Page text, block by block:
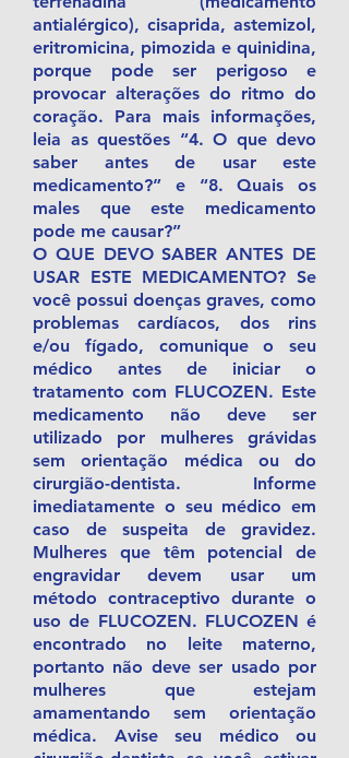
antialérgico), cisaprida, astemizol,
eritromicina, pimozida e quinidina,
porque pode ser perigoso e
provocar alterações do ritmo do
coração. Para mais informações,
leia as questões “4. O que devo
saber antes de usar este
medicamento?” e “8. Quais os
males que este medicamento
pode me causar?”
O QUE DEVO SABER ANTES DE
USAR ESTE MEDICAMENTO? Se
você possui doenças graves, como
problemas cardíacos, dos rins
e/ou fígado, comunique o seu
médico antes de iniciar o
tratamento com FLUCOZEN. Este
medicamento não deve ser
utilizado por mulheres grávidas
sem orientação médica ou do
cirurgião-dentista. Informe
imediatamente o seu médico em
caso de suspeita de gravidez.
Mulheres que têm potencial de
engravidar devem usar um
método contraceptivo durante o
uso de FLUCOZEN. FLUCOZEN é
encontrado no leite materno,
portanto não deve ser usado por
mulheres que estejam
amamentando sem orientação
médica. Avise seu médico ou